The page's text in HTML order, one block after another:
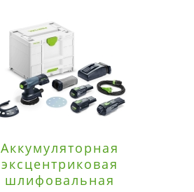
Аккумуляторная
эксцентриковая
шлифовальная